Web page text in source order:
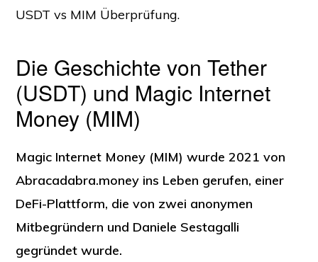
USDT vs MIM Überprüfung.
Die Geschichte von Tether
(USDT) und Magic Internet
Money (MIM)
Magic Internet Money (MIM) wurde 2021 von
Abracadabra.money ins Leben gerufen, einer
DeFi-Plattform, die von zwei anonymen
Mitbegründern und Daniele Sestagalli
gegründet wurde.